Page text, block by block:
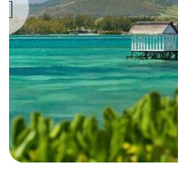
Previous